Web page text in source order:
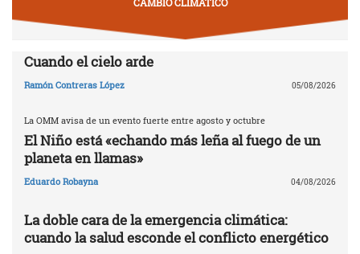
Cuando el cielo arde
Ramón Contreras López 05/08/2026
La OMM avisa de un evento fuerte entre agosto y octubre
El Niño está «echando más leña al fuego de un
planeta en llamas»
Eduardo Robayna 04/08/2026
La doble cara de la emergencia climática:
cuando la salud esconde el conflicto energético